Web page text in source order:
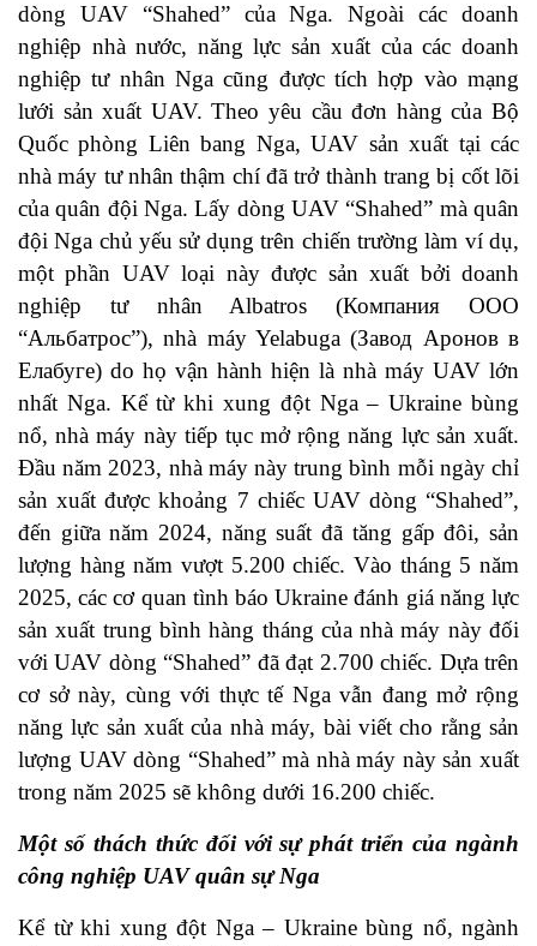
dòng UAV “Shahed” của Nga. Ngoài các doanh
nghiệp nhà nước, năng lực sản xuất của các doanh
nghiệp tư nhân Nga cũng được tích hợp vào mạng
lưới sản xuất UAV. Theo yêu cầu đơn hàng của Bộ
Quốc phòng Liên bang Nga, UAV sản xuất tại các
nhà máy tư nhân thậm chí đã trở thành trang bị cốt lõi
của quân đội Nga. Lấy dòng UAV “Shahed” mà quân
đội Nga chủ yếu sử dụng trên chiến trường làm ví dụ,
một phần UAV loại này được sản xuất bởi doanh
nghiệp tư nhân Albatros (Компания ООО
“Альбатрос”), nhà máy Yelabuga (Завод Аронов в
Елабуге) do họ vận hành hiện là nhà máy UAV lớn
nhất Nga. Kể từ khi xung đột Nga – Ukraine bùng
nổ, nhà máy này tiếp tục mở rộng năng lực sản xuất.
Đầu năm 2023, nhà máy này trung bình mỗi ngày chỉ
sản xuất được khoảng 7 chiếc UAV dòng “Shahed”,
đến giữa năm 2024, năng suất đã tăng gấp đôi, sản
lượng hàng năm vượt 5.200 chiếc. Vào tháng 5 năm
2025, các cơ quan tình báo Ukraine đánh giá năng lực
sản xuất trung bình hàng tháng của nhà máy này đối
với UAV dòng “Shahed” đã đạt 2.700 chiếc. Dựa trên
cơ sở này, cùng với thực tế Nga vẫn đang mở rộng
năng lực sản xuất của nhà máy, bài viết cho rằng sản
lượng UAV dòng “Shahed” mà nhà máy này sản xuất
trong năm 2025 sẽ không dưới 16.200 chiếc.
Một số thách thức đối với sự phát triển của ngành
công nghiệp UAV quân sự Nga
Kể từ khi xung đột Nga – Ukraine bùng nổ, ngành